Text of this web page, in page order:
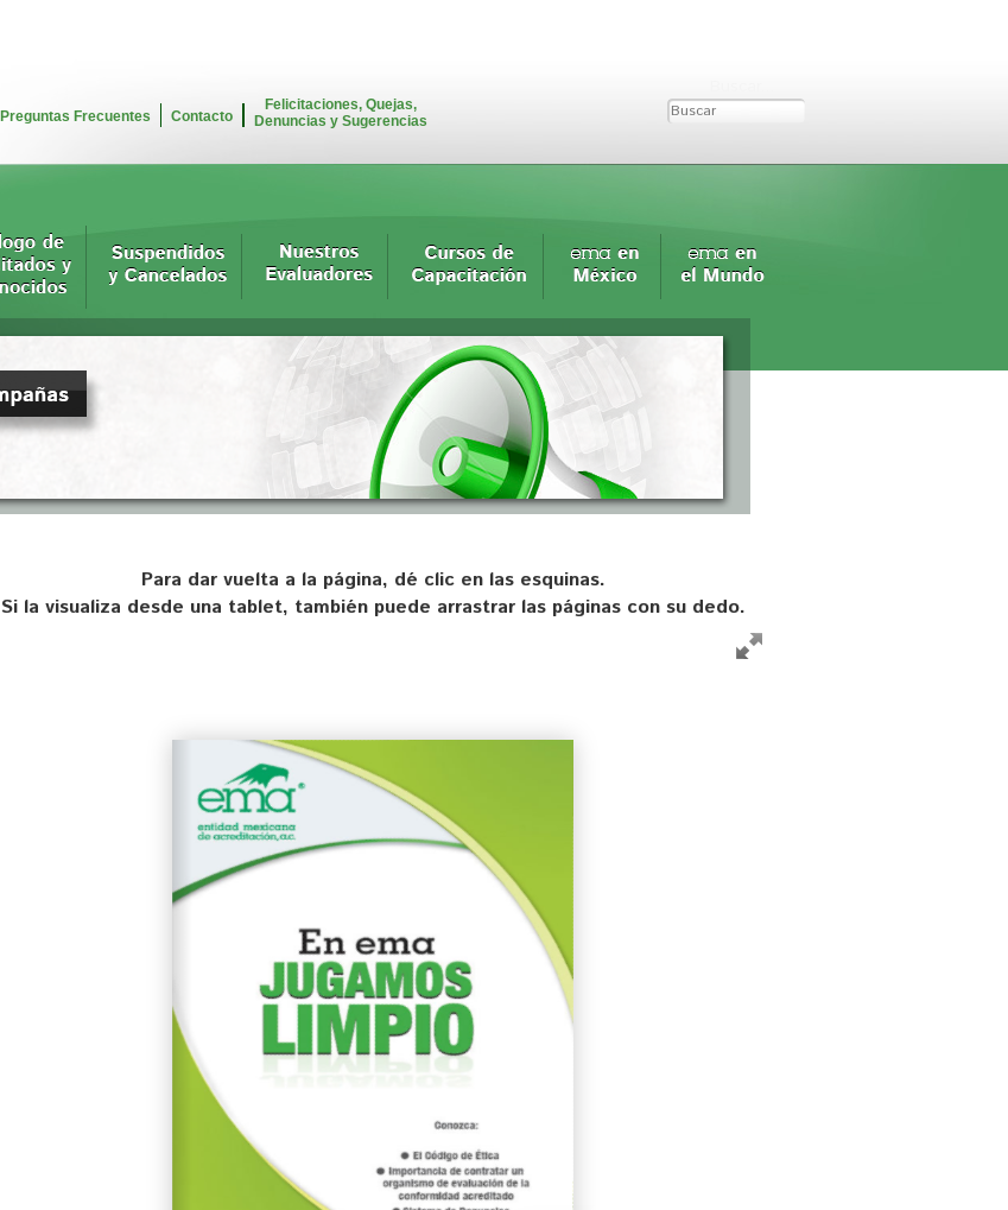
Preguntas Frecuentes Contacto
Felicitaciones, Quejas,
Denuncias y Sugerencias
Para dar vuelta a la página, dé clic en las esquinas.
Si la visualiza desde una tablet, también puede arrastrar las páginas con su dedo.